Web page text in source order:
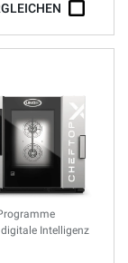
Intelligenz